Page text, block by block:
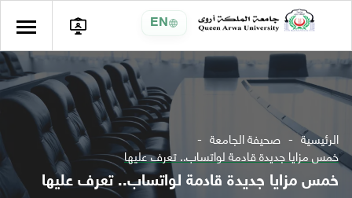
EN
الرئيسية صحيفة الجامعة
خمس مزايا جديدة قادمة لواتساب.. تعرف عليها
خمس مزايا جديدة قادمة لواتساب.. تعرف عليها